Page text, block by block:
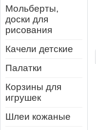
Мольберты,
доски для
рисования
Качели детские
Палатки
Корзины для
игрушек
Шлеи кожаные